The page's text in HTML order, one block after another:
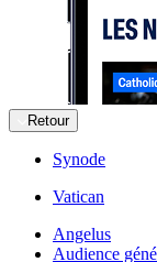
Retour
Synode
Vatican
Angelus
Audience